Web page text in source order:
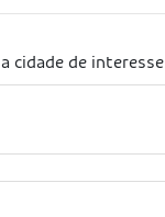
cidade de interesse